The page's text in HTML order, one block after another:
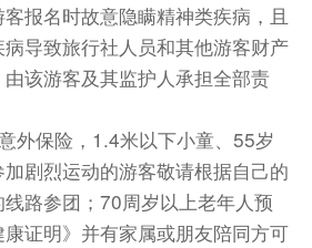
报名时故意隐瞒精神类疾病，且
导致旅行社人员和其他游客财产
该游客及其监护人承担全部责
外保险，1.4米以下小童、55岁
剧烈运动的游客敬请根据自己的
路参团；70周岁以上老年人预
证明》并有家属或朋友陪同方可